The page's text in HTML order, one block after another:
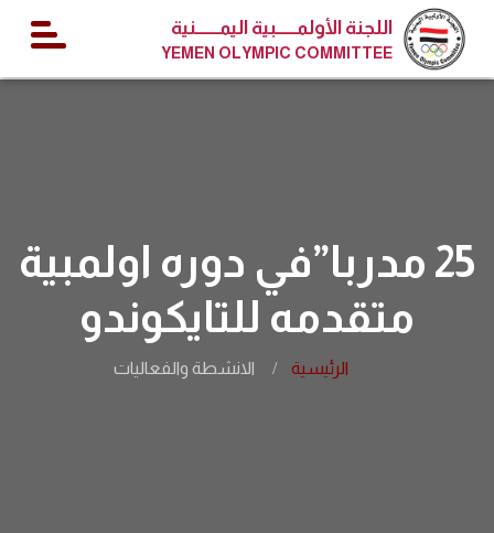
اللجنة الأولمــــــبية اليمـــــــنية
YEMEN OLYMPIC COMMITTEE
25 مدربا”في دوره اولمبية
متقدمه للتايكوندو
الرئيسية الانشطة والفعاليات